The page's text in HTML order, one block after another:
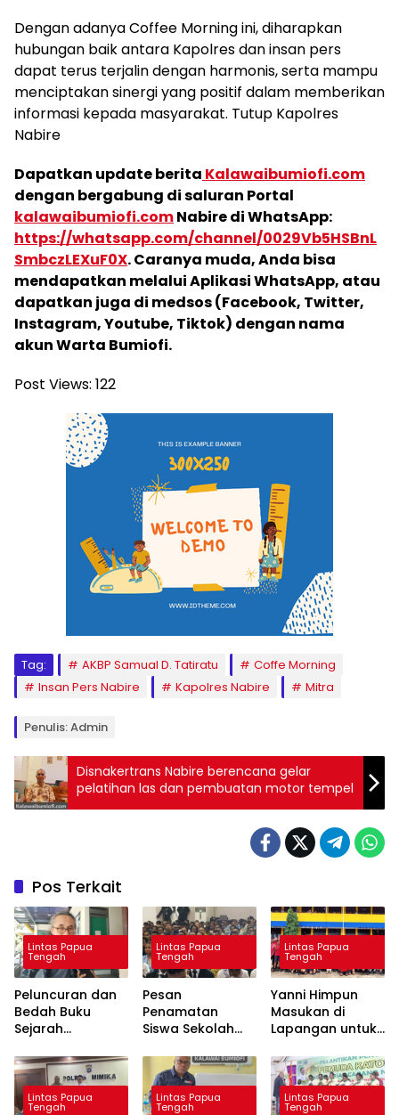
Dengan adanya Coffee Morning ini, diharapkan
hubungan baik antara Kapolres dan insan pers
dapat terus terjalin dengan harmonis, serta mampu
menciptakan sinergi yang positif dalam memberikan
informasi kepada masyarakat. Tutup Kapolres
Nabire
Dapatkan update berita Kalawaibumiofi.com
dengan bergabung di saluran Portal
kalawaibumiofi.comNabire di WhatsApp:
https://whatsapp.com/channel/0029Vb5HSBnL
SmbczLEXuF0X. Caranya muda, Anda bisa
mendapatkan melalui Aplikasi WhatsApp, atau
dapatkan juga di medsos (Facebook, Twitter,
Instagram, Youtube, Tiktok) dengan nama
akun Warta Bumiofi.
Post Views: 122
Tag: AKBP Samual D. Tatiratu
Coffe Morning
Insan Pers Nabire
Kapolres Nabire Mitra
Penulis: Admin
Disnakertrans Nabire berencana gelar
pelatihan las dan pembuatan motor tempel
Pos Terkait
Lintas Papua
Tengah
Peluncuran dan
Bedah Buku
Sejarah
Papua Akan
Digelar 14 Juli
Mendatang
Lintas Papua
Tengah
Pesan
Penamatan
Siswa Sekolah
Karakter Kunci
Kemajuan Papua
Tengah
Lintas Papua
Tengah
Yanni Himpun
Masukan di
Lapangan untuk
Layanan MBG
Lintas Papua
Tengah
Lintas Papua
Tengah
Lintas Papua
Tengah